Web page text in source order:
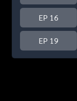
EP 16
EP 19